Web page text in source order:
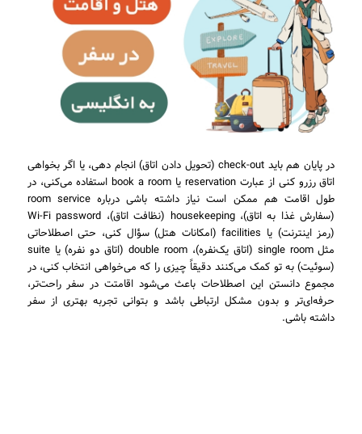
در پایان هم باید check-out (تحویل دادن اتاق) انجام دهی، یا اگر بخواهی
اتاق رزرو کنی از عبارت reservation یا book a room استفاده می‌کنی، در
طول اقامت هم ممکن است نیاز داشته باشی درباره room service
(سفارش غذا به اتاق)، housekeeping (نظافت اتاق)، Wi-Fi password
(رمز اینترنت) یا facilities (امکانات هتل) سؤال کنی، حتی اصطلاحاتی
مثل single room (اتاق یک‌نفره)، double room (اتاق دو نفره) یا suite
(سوئیت) به تو کمک می‌کنند دقیقاً چیزی را که می‌خواهی انتخاب کنی، در
مجموع دانستن این اصطلاحات باعث می‌شود اقامتت در سفر راحت‌تر،
حرفه‌ای‌تر و بدون مشکل ارتباطی باشد و بتوانی تجربه بهتری از سفر
داشته باشی.